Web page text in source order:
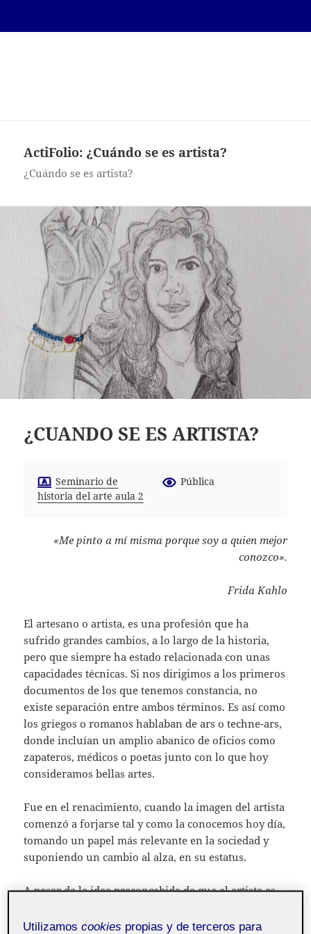
ActiFolio: ¿Cuándo se es artista?
¿Cuándo se es artista?
¿CUANDO SE ES ARTISTA?
Seminario de
historia del arte aula 2
Pública
«Me pinto a mí misma porque soy a quien mejor
conozco».
Frida Kahlo
El artesano o artista, es una profesión que ha
sufrido grandes cambios, a lo largo de la historia,
pero que siempre ha estado relacionada con unas
capacidades técnicas. Si nos dirigimos a los primeros
documentos de los que tenemos constancia, no
existe separación entre ambos términos. Es así como
los griegos o romanos hablaban de ars o techne-ars,
donde incluían un amplio abanico de oficios como
zapateros, médicos o poetas junto con lo que hoy
consideramos bellas artes.
Fue en el renacimiento, cuando la imagen del artista
comenzó a forjarse tal y como la conocemos hoy día,
tomando un papel más relevante en la sociedad y
suponiendo un cambio al alza, en su estatus.
A pesar de la idea preconcebida de que el artista es
primeros artífices, trabajaban cubriendo una
Utilizamoscookies propias y de terceros para